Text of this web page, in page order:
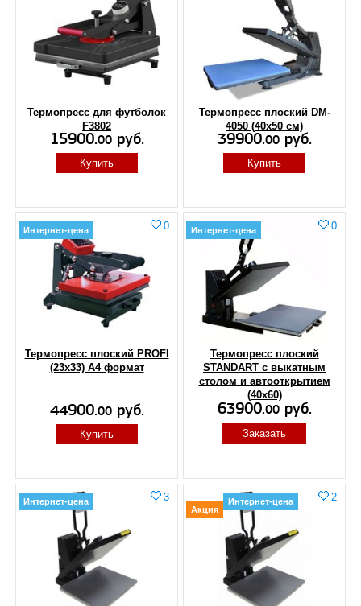
Термопресс для футболок
F3802
15900.00руб.
Купить
Термопресс плоский DM-
4050 (40x50 см)
39900.00руб.
Купить
Термопресс плоский PROFI
(23х33) А4 формат
0
Интернет-цена
44900.00руб.
Купить
Термопресс плоский
STANDART c выкатным
столом и автооткрытием
(40х60)
0
Интернет-цена
63900.00руб.
Заказать
3
Интернет-цена 2
Акция
Интернет-цена